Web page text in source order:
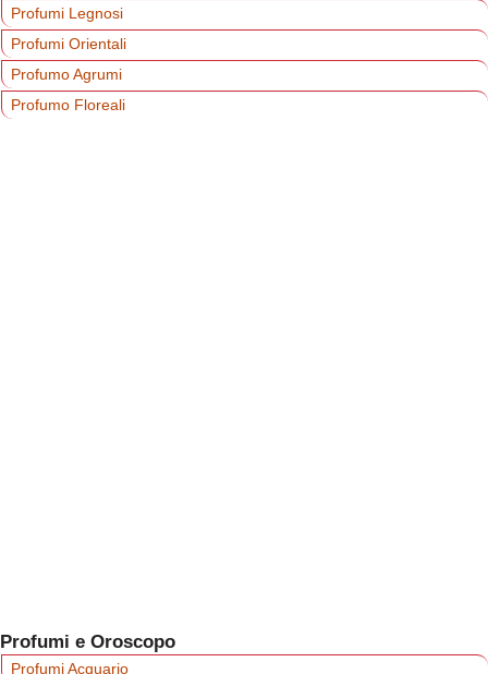
Profumi Legnosi
Profumi Orientali
Profumo Agrumi
Profumo Floreali
Profumi e Oroscopo
Profumi Acquario